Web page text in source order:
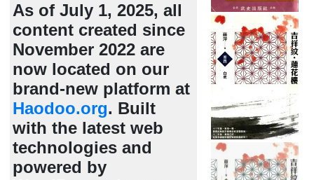
As of July 1, 2025, all
content created since
November 2022 are
now located on our
brand-new platform at
Haodoo.org. Built
with the latest web
technologies and
powered by